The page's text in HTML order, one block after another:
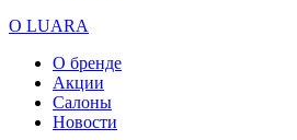
О LUARA
О бренде
Акции
Салоны
Новости